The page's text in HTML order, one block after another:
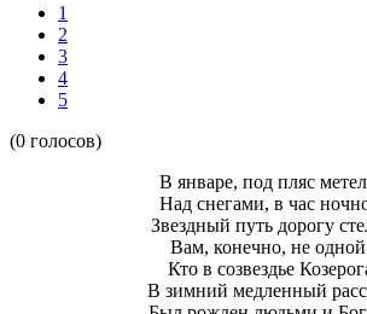
1
2
3
4
5
(0 голосов)
В январе, под пляс
Над снегами, в час
Звездный путь дорогу
Вам, конечно, не
Кто в созвездье
В зимний медленный